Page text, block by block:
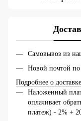
Самовывоз из
Новой почтой
Подробнее о доставке
Наложенный
оплачивает
платеж) - 2% +